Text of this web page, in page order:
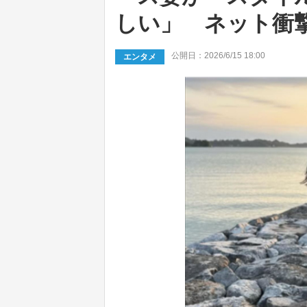
しい」 ネット衝
エンタメ 公開日：2026/6/15 18:00